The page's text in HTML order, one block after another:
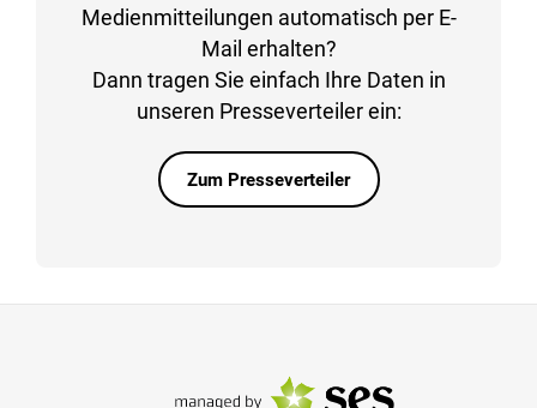
Medienmitteilungen automatisch per E-
Mail erhalten?
Dann tragen Sie einfach Ihre Daten in
unseren Presseverteiler ein:
Zum Presseverteiler